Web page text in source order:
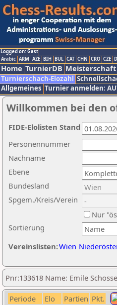
Logged on: Gast
Arabic ARM AZE BIH BUL CAT CHN CRO CZE
Home TurnierDB Meisterschaft
Turnierschach-Elozahl
Allgemeines Turnier anmelden:
Willkommen bei den
Nachname
Ebene
Sortierung
Personennummer
Bundesland
Spgem./Kreis/Verein
Nur
Vereinslisten:Wien
FIDE-Elolisten Stand
Pnr:133618 Name: Emile
Periode Elo Partien Pkt.